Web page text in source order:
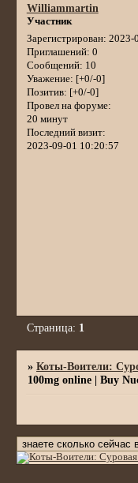
Williammartin
Участник
Зарегистрирован: 2023-
Приглашений: 0
Сообщений: 10
Уважение: [+0/-0]
Позитив: [+0/-0]
Провел на форуме:
20 минут
Последний визит:
2023-09-01 10:20:57
Страница: 1
»Коты-Воители:
100mg online | Buy